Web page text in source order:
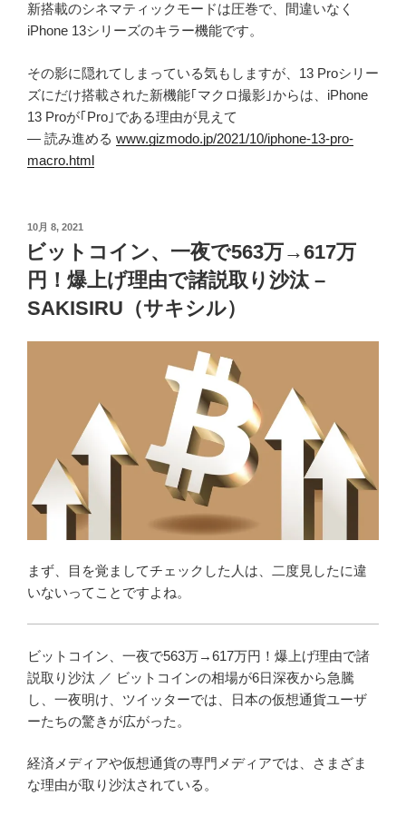
新搭載のシネマティックモードは圧巻で、間違いなく
iPhone 13シリーズのキラー機能です。
その影に隠れてしまっている気もしますが、13 Proシリー
ズにだけ搭載された新機能｢マクロ撮影｣からは、iPhone
13 Proが｢Pro｣である理由が見えて
— 読み進める www.gizmodo.jp/2021/10/iphone-13-pro-
macro.html
投
稿
日:
10月 8, 2021
ビットコイン、一夜で563万→617万
円！爆上げ理由で諸説取り沙汰 –
SAKISIRU（サキシル）
まず、目を覚ましてチェックした人は、二度見したに違
いないってことですよね。
ビットコイン、一夜で563万→617万円！爆上げ理由で諸
説取り沙汰 ／ ビットコインの相場が6日深夜から急騰
し、一夜明け、ツイッターでは、日本の仮想通貨ユーザ
ーたちの驚きが広がった。
経済メディアや仮想通貨の専門メディアでは、さまざま
な理由が取り沙汰されている。